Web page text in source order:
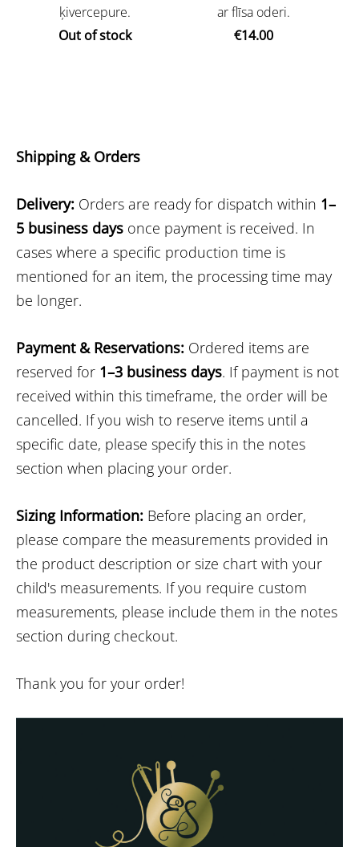
Shipping & Orders
Delivery: Orders are ready for dispatch within 1–
5 business days once payment is received. In
cases where a specific production time is
mentioned for an item, the processing time may
be longer.
Payment & Reservations: Ordered items are
reserved for 1–3 business days. If payment is not
received within this timeframe, the order will be
cancelled. If you wish to reserve items until a
specific date, please specify this in the notes
section when placing your order.
Sizing Information: Before placing an order,
please compare the measurements provided in
the product description or size chart with your
child's measurements. If you require custom
measurements, please include them in the notes
section during checkout.
Thank you for your order!
ķivercepure.
Out of stock
ar flīsa oderi.
€14.00